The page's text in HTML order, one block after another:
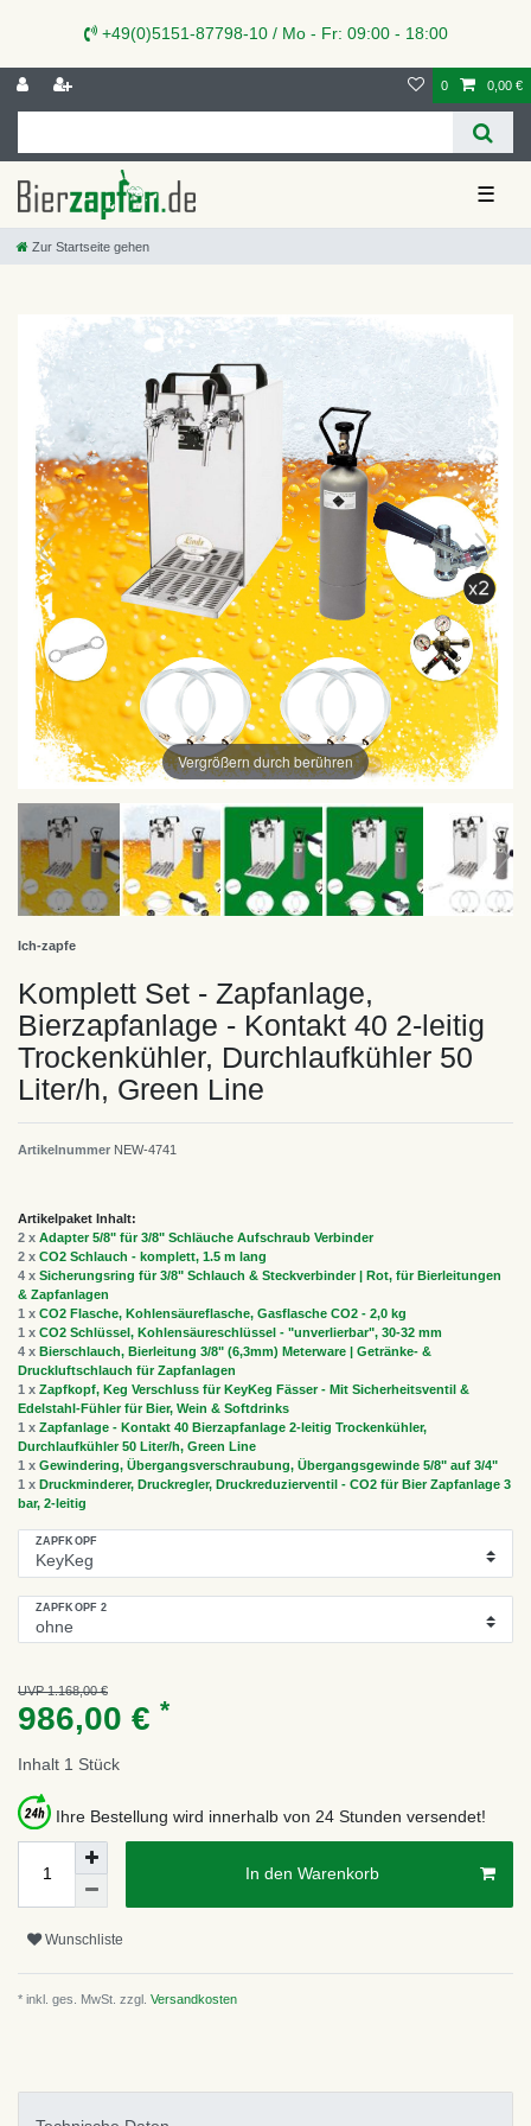
+49(0)5151-87798-10 / Mo - Fr: 09:00 - 18:00
0 0,00 €
☰
Zur Startseite gehen
Vergrößern durch berühren
Ich-zapfe
Komplett Set - Zapfanlage,
Bierzapfanlage - Kontakt 40 2-leitig
Trockenkühler, Durchlaufkühler 50
Liter/h, Green Line
Artikelnummer NEW-4741
Artikelpaket Inhalt:
2 x Adapter 5/8" für 3/8" Schläuche Aufschraub Verbinder
2 x CO2 Schlauch - komplett, 1.5 m lang
4 x Sicherungsring für 3/8" Schlauch & Steckverbinder | Rot, für Bierleitungen
& Zapfanlagen
1 x CO2 Flasche, Kohlensäureflasche, Gasflasche CO2 - 2,0 kg
1 x CO2 Schlüssel, Kohlensäureschlüssel - "unverlierbar", 30-32 mm
4 x Bierschlauch, Bierleitung 3/8" (6,3mm) Meterware | Getränke- &
Druckluftschlauch für Zapfanlagen
1 x Zapfkopf, Keg Verschluss für KeyKeg Fässer - Mit Sicherheitsventil &
Edelstahl-Fühler für Bier, Wein & Softdrinks
1 x Zapfanlage - Kontakt 40 Bierzapfanlage 2-leitig Trockenkühler,
Durchlaufkühler 50 Liter/h, Green Line
1 x Gewindering, Übergangsverschraubung, Übergangsgewinde 5/8" auf 3/4"
1 x Druckminderer, Druckregler, Druckreduzierventil - CO2 für Bier Zapfanlage 3
bar, 2-leitig
ZAPFKOPF
ZAPFKOPF 2
UVP 1.168,00 €
986,00 € *
Inhalt 1 Stück
Ihre Bestellung wird innerhalb von 24 Stunden versendet!
In den Warenkorb
Wunschliste
* inkl. ges. MwSt. zzgl. Versandkosten